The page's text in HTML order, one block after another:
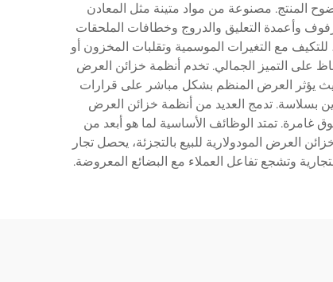
المنتج. مصنوعة من مواد متينة مثل المعادن
وأعمدة التعليق والدروج وخطافات الملحقات
مع التغيرات الموسمية وتقلبات المخزون أو
على التميز الجمالي. تخدم أنظمة خزائن العرض
حيث يؤثر العرض المنظم بشكل مباشر على قرارات
بسلاسة. تدمج العديد من أنظمة خزائن العرض
غامرة. تمتد الوظائف الأساسية لما هو أبعد من
العرض المودولارية للبيع بالتجزئة، يحصل تجار
وتشجع تفاعل العملاء مع البضائع المعروضة.